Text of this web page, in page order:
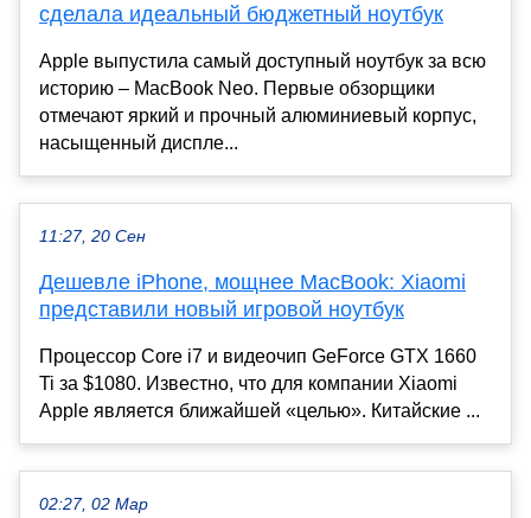
сделала идеальный бюджетный ноутбук
Apple выпустила самый доступный ноутбук за всю
историю – MacBook Neo. Первые обзорщики
отмечают яркий и прочный алюминиевый корпус,
насыщенный диспле...
11:27, 20 Сен
Дешевле iPhone, мощнее MacBook: Xiaomi
представили новый игровой ноутбук
Процессор Core i7 и видеочип GeForce GTX 1660
Ti за $1080. Известно, что для компании Xiaomi
Apple является ближайшей «целью». Китайские ...
02:27, 02 Мар